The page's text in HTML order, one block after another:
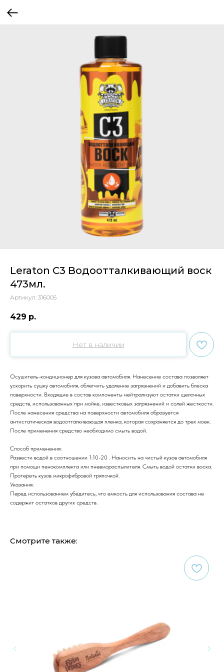
Leraton C3 Водоотталкивающий воск
473мл.
Артикул: 316005
429 р.
Нет в наличии
Осушитель-кондиционер для кузова автомобиля. Нанесение состава позволяет
ускорить сушку автомобиля, облегчить удаление загрязнений и добавить блеска
поверхности. Входящие в состав компоненты нейтрализуют остатки щелочных
средств, использованных при мойке, известковых загрязнений и солей жесткости.
После нанесения средства на поверхности автомобиля образуется
антистатическая водоотталкивающая пленка, которая сохраняется до трех моек.
После применения средство необходимо смыть водой.
Способ применения:
Развести водой в соотношении 1:10-20 . Наносить на чистый кузов автомобиля
при помощи пенокомплекта или пневмораспылителя. Смыть водой остатки воска.
Протереть кузов микрофибровой тряпочкой.
Указания:
Перед использованием убедитесь, что емкость для использования состава не
содержит остатков других средств.
Смотрите также: